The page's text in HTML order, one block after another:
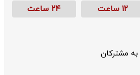
۱۲ ساعت ۲۴ ساعت
مشترکان